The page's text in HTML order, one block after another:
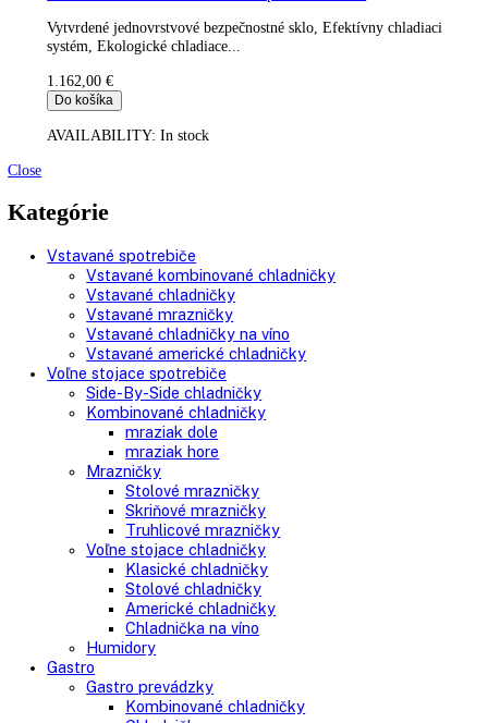
LIEBHERR GTL 6105
Efektívny chladiaci systém, Kvalitné tesnenie krytu,
chladiace...
LIEBHERR EFE 4600 zmrzlinová plné rovné veko
Vytvrdené jednovrstvové bezpečnostné sklo, Efektívny
systém, Ekologické chladiace...
1.162,00 €
Do košíka
AVAILABILITY:In stock
Kategórie
Vstavané spotrebiče
Vstavané kombinované chladničky
Vstavané chladničky
Vstavané mrazničky
Vstavané chladničky na víno
Vstavané americké chladničky
Voľne stojace spotrebiče